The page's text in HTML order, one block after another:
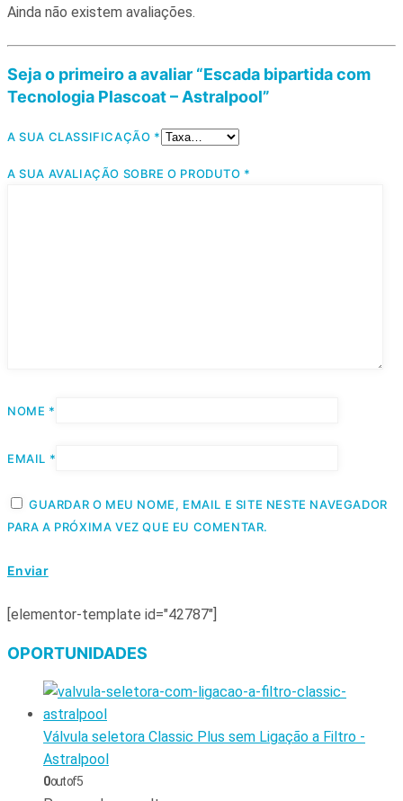
Ainda não existem avaliações.
Seja o primeiro a avaliar “Escada bipartida com
Tecnologia Plascoat – Astralpool”
A SUA CLASSIFICAÇÃO *
A SUA AVALIAÇÃO SOBRE O PRODUTO *
NOME *
EMAIL *
GUARDAR O MEU NOME, EMAIL E SITE NESTE NAVEGADOR
PARA A PRÓXIMA VEZ QUE EU COMENTAR.
[elementor-template id="42787"]
OPORTUNIDADES
Válvula seletora Classic Plus sem Ligação a Filtro -
Astralpool
0out of 5